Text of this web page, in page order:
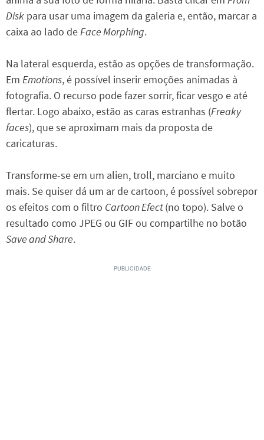
Disk para usar uma imagem da galeria e, então, marcar a
caixa ao lado deFace Morphing.
Na lateral esquerda, estão as opções de transformação.
Em Emotions, é possível inserir emoções animadas à
fotografia. O recurso pode fazer sorrir, ficar vesgo e até
flertar. Logo abaixo, estão as caras estranhas (Freaky
faces), que se aproximam mais da proposta de
caricaturas.
Transforme-se em um alien, troll, marciano e muito
mais. Se quiser dá um ar de cartoon, é possível sobrepor
os efeitos com o filtro Cartoon Efect(no topo). Salve o
resultado como JPEG ou GIF ou compartilhe no botão
Save and Share.